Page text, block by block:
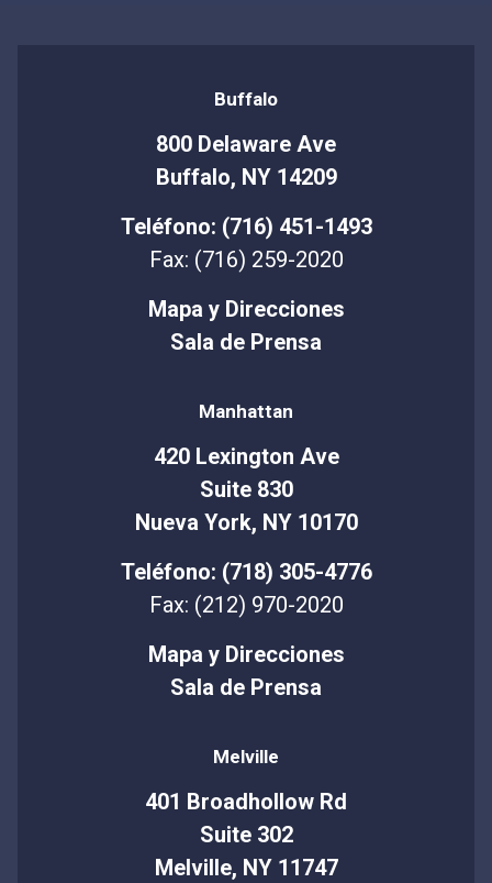
Buffalo
800 Delaware Ave
Buffalo, NY 14209
Teléfono: (716) 451-1493
Fax: (716) 259-2020
Mapa y Direcciones
Sala de Prensa
Manhattan
420 Lexington Ave
Suite 830
Nueva York, NY 10170
Teléfono: (718) 305-4776
Fax: (212) 970-2020
Mapa y Direcciones
Sala de Prensa
Melville
401 Broadhollow Rd
Suite 302
Melville, NY 11747